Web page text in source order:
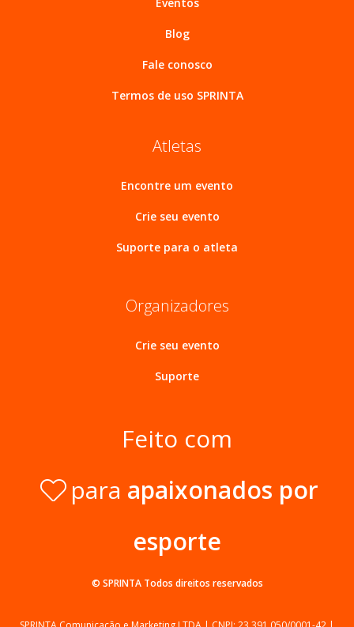
Blog
Fale conosco
Termos de uso SPRINTA
Atletas
Encontre um evento
Crie seu evento
Suporte para o atleta
Organizadores
Crie seu evento
Suporte
Feito com
para apaixonados por
esporte
© SPRINTA Todos direitos reservados